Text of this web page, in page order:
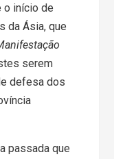
o início de
da Ásia, que
serem
defesa dos
passada que